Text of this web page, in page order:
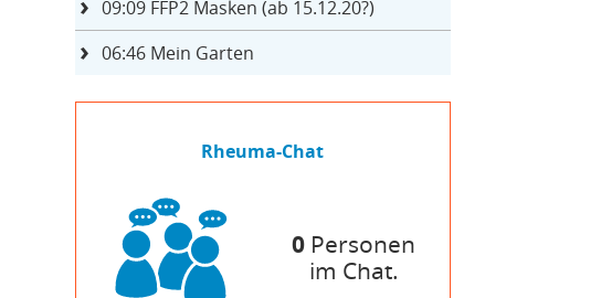
09:09FFP2 Masken (ab 15.12.20?)
06:46Mein Garten
Rheuma-Chat
0 Personen
im Chat.